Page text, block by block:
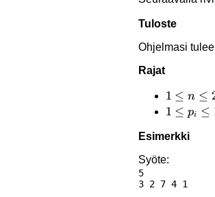
Tuloste
Ohjelmasi
Rajat
1
\le
\le
20
1 ≤ n ≤
1 \le
\le
10^9
1 ≤ pi ≤
Esimerkki
Syöte:
5